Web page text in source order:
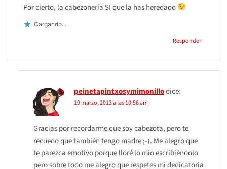
Por cierto, la cabezonería SI que la has heredado
Cargando...
Responder
peinetapintxosymimonillodice:
19 marzo, 2013 a las 10:56 am
Gracias por recordarme que soy cabezota, pero te
recuedo que también tengo madre ;-). Me alegro que
te parezca emotivo porque lloré lo mio escribiéndolo
pero sobre todo me alegro que respetes mi dedicatoria